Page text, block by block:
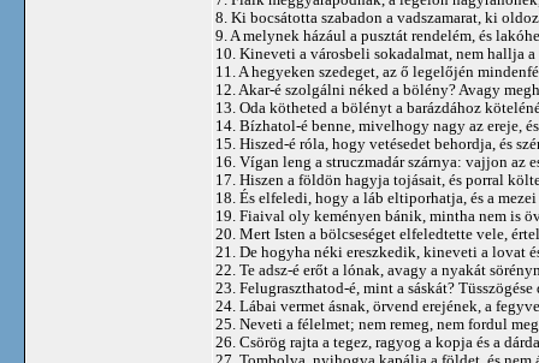
8. Ki bocsátotta szabadon a vadszamarat, ki
9. A melynek házául a pusztát rendelém, és
10. Kineveti a városbeli sokadalmat, nem hallja
11. A hegyeken szedeget, az ő legelőjén
12. Akar-é szolgálni néked a bölény? Avagy
13. Oda kötheted a bölényt a barázdához
14. Bízhatol-é benne, mivelhogy nagy az ereje,
15. Hiszed-é róla, hogy vetésedet behordja, és
16. Vígan leng a struczmadár szárnya: vajjon az
17. Hiszen a földön hagyja tojásait, és porral
18. És elfeledi, hogy a láb eltiporhatja, és a
19. Fiaival oly keményen bánik, mintha nem is
20. Mert Isten a bölcseséget elfeledtette vele,
21. De hogyha néki ereszkedik, kineveti a lovat
22. Te adsz-é erőt a lónak, avagy a nyakát
23. Felugraszthatod-é, mint a sáskát?
24. Lábai vermet ásnak, örvend erejének, a
25. Neveti a félelmet; nem remeg, nem fordul
26. Csörög rajta a tegez, ragyog a kopja és a